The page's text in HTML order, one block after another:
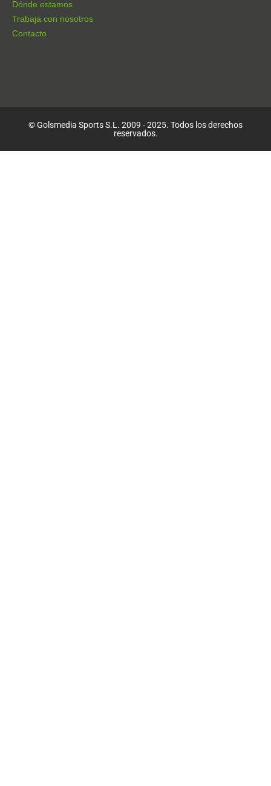
Dónde estamos
Trabaja con nosotros
Contacto
© Golsmedia Sports S.L. 2009 - 2025. Todos los derechos
reservados.